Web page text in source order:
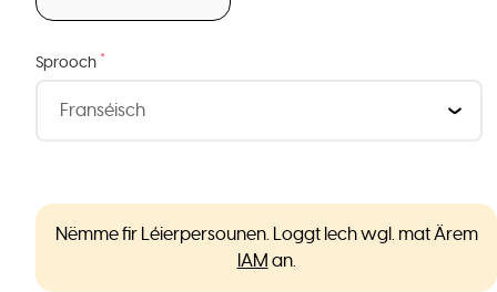
Sprooch *
Nëmme fir Léierpersounen. Loggt Iech wgl. mat Ärem
IAM an.